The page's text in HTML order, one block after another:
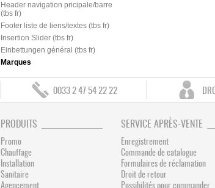
Header navigation pricipale/barre
(tbs fr)
Footer liste de liens/textes (tbs fr)
Insertion Slider (tbs fr)
Einbettungen général (tbs fr)
Marques
0033 2 47 54 22 22
PRODUITS
Promo
Chauffage
Installation
Sanitaire
Agencement
SERVICE APRÈS-VENTE
Enregistrement
Commande de catalogue
Formulaires de réclamation
Droit de retour
Possibilités pour commander